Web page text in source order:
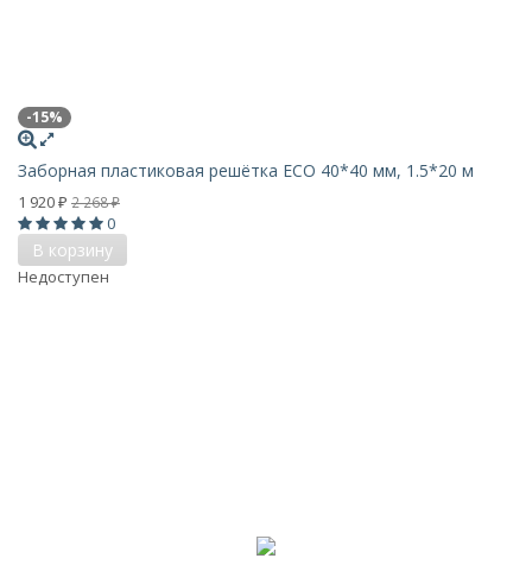
-15%
Заборная пластиковая решётка ECO 40*40 мм, 1.5*20 м
1 920 ₽ 2 268₽
0
В корзину
Недоступен